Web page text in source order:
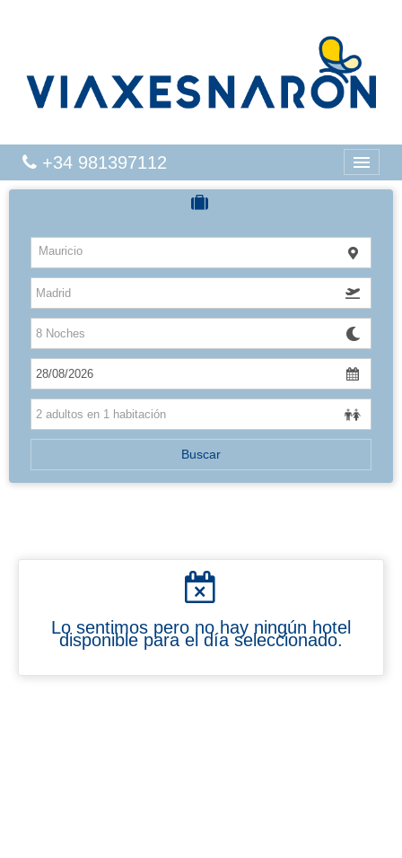
+34 981397112
HOTELES
VUELOS
CARIBE
CANARIAS
BALEARES
Mauricio
Buscar
Lo sentimos pero no hay ningún hotel
disponible para el día seleccionado.